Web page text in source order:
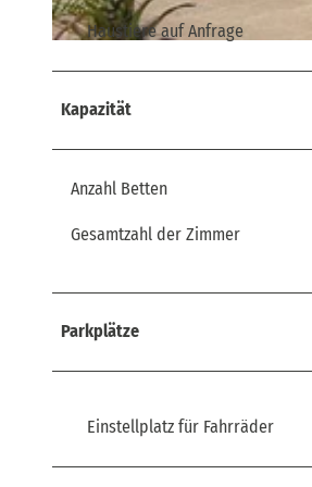
Haustiere auf Anfrage
Kapazität
Anzahl Betten
Gesamtzahl der Zimmer
Parkplätze
Einstellplatz für Fahrräder